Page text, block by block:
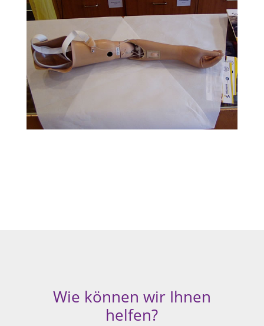
Wie können wir Ihnen
helfen?